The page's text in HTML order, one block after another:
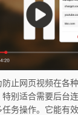
止网页视频在各
别适合需要后台
任务操作。它能有